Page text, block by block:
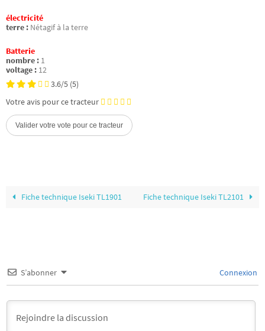
électricité
terre : Nétagif à la terre
Batterie
nombre : 1
voltage : 12
3.6/5 (5)
Votre avis pour ce tracteur
Fiche technique Iseki TL1901 Fiche technique Iseki TL2101
S’abonner Connexion